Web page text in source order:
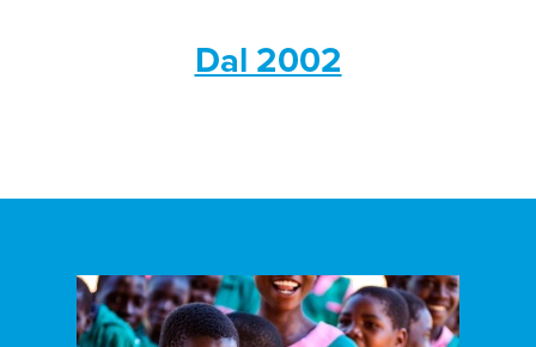
Dal 2002